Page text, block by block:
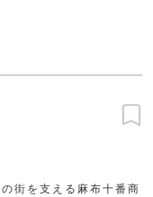
街を支える麻布十番商